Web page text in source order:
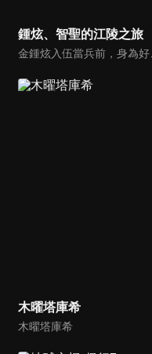
鍾炫、智聖的江陵之旅
木曜塔庫希
木曜塔庫希